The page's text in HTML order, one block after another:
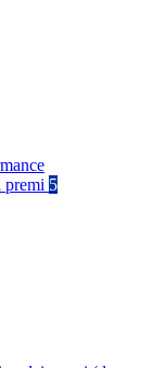
premi 5